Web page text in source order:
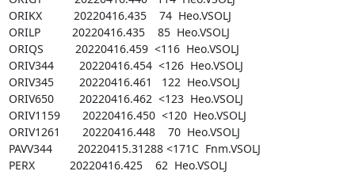
ORIKX          20220416.435    74  Heo.VSOLJ
ORILP          20220416.435    85  Heo.VSOLJ
ORIQS          20220416.459  <116  Heo.VSOLJ
ORIV344        20220416.454  <126  Heo.VSOLJ
ORIV345        20220416.461   122  Heo.VSOLJ
ORIV650        20220416.462  <123  Heo.VSOLJ
ORIV1159       20220416.450  <120  Heo.VSOLJ
ORIV1261       20220416.448    70  Heo.VSOLJ
PAVV344        20220415.31288 <171C  Fnm.VSOLJ
PERX           20220416.425    62  Heo.VSOLJ